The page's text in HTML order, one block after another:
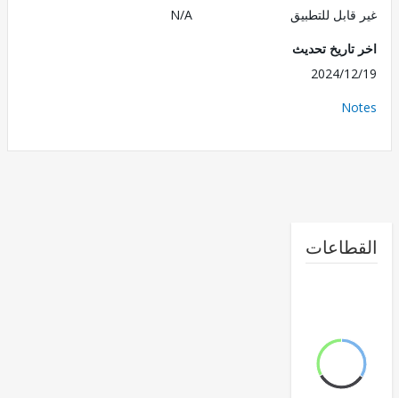
للتطبيق
تحديث
2024/